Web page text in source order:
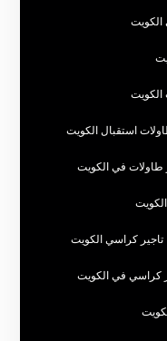
الكويت
الكويت
استقبال الكويت
طاولات في الكويت
تاجير كراسي الكويت
كراسي في الكويت